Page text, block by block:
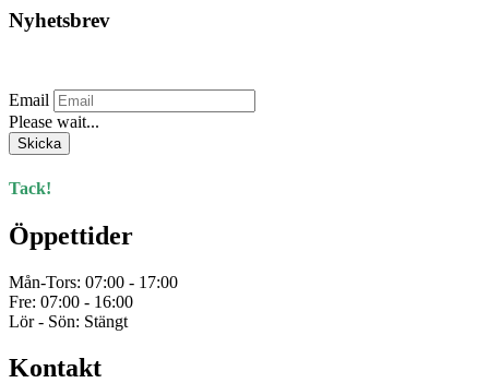
Nyhetsbrev
Email
Please wait...
Skicka
Tack!
Öppettider
Mån-Tors: 07:00 - 17:00
Fre: 07:00 - 16:00
Lör - Sön: Stängt
Kontakt